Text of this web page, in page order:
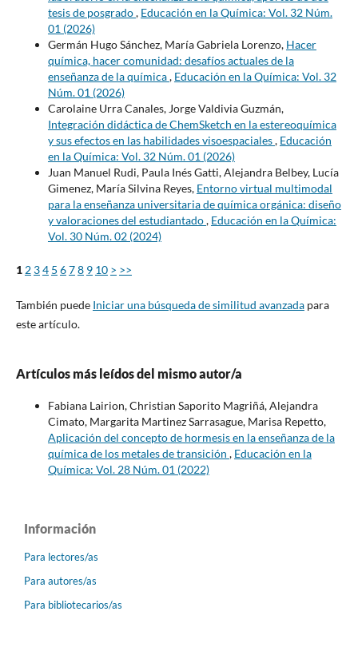
tesis de posgrado, Educación en la Química: Vol. 32 Núm.
01 (2026)
Germán Hugo Sánchez, María Gabriela Lorenzo, Hacer
química, hacer comunidad: desafíos actuales de la
enseñanza de la química, Educación en la Química: Vol. 32
Núm. 01 (2026)
Carolaine Urra Canales, Jorge Valdivia Guzmán,
Integración didáctica de ChemSketch en la estereoquímica
y sus efectos en las habilidades visoespaciales, Educación
en la Química: Vol. 32 Núm. 01 (2026)
Juan Manuel Rudi, Paula Inés Gatti, Alejandra Belbey, Lucía
Gimenez, María Silvina Reyes, Entorno virtual multimodal
para la enseñanza universitaria de química orgánica: diseño
y valoraciones del estudiantado, Educación en la Química:
Vol. 30 Núm. 02 (2024)
1 2 34 5 678 9 10 > >>
También puede Iniciar una búsqueda de similitud avanzadapara
este artículo.
Artículos más leídos del mismo autor/a
Fabiana Lairion, Christian Saporito Magriñá, Alejandra
Cimato, Margarita Martinez Sarrasague, Marisa Repetto,
Aplicación del concepto de hormesis en la enseñanza de la
química de los metales de transición , Educación en la
Química: Vol. 28 Núm. 01 (2022)
Información
Para lectores/as
Para autores/as
Para bibliotecarios/as